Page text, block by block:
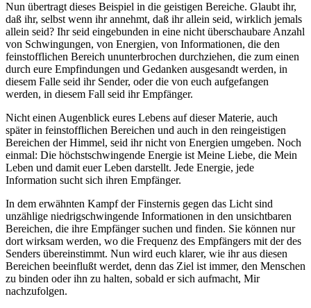
Nun übertragt dieses Beispiel in die geistigen Bereiche. Glaubt ihr,
daß ihr, selbst wenn ihr annehmt, daß ihr allein seid, wirklich jemals
allein seid? Ihr seid eingebunden in eine nicht überschaubare Anzahl
von Schwingungen, von Energien, von Informationen, die den
feinstofflichen Bereich ununterbrochen durchziehen, die zum einen
durch eure Empfindungen und Gedanken ausgesandt werden, in
diesem Falle seid ihr Sender, oder die von euch aufgefangen
werden, in diesem Fall seid ihr Empfänger.
Nicht einen Augenblick eures Lebens auf dieser Materie, auch
später in feinstofflichen Bereichen und auch in den reingeistigen
Bereichen der Himmel, seid ihr nicht von Energien umgeben. Noch
einmal: Die höchstschwingende Energie ist Meine Liebe, die Mein
Leben und damit euer Leben darstellt. Jede Energie, jede
Information sucht sich ihren Empfänger.
In dem erwähnten Kampf der Finsternis gegen das Licht sind
unzählige niedrigschwingende Informationen in den unsichtbaren
Bereichen, die ihre Empfänger suchen und finden. Sie können nur
dort wirksam werden, wo die Frequenz des Empfängers mit der des
Senders übereinstimmt. Nun wird euch klarer, wie ihr aus diesen
Bereichen beeinflußt werdet, denn das Ziel ist immer, den Menschen
zu binden oder ihn zu halten, sobald er sich aufmacht, Mir
nachzufolgen.